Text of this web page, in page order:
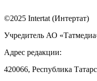
©2025 Intertat (Интертат)
Учредитель АО
Адрес редакции:
420066, Республика